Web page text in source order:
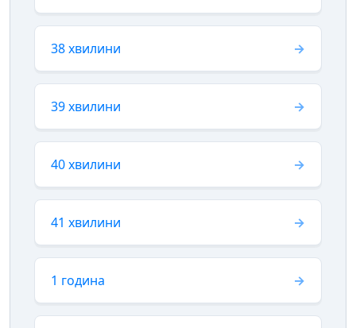
38 хвилини
39 хвилини
40 хвилини
41 хвилини
1 година